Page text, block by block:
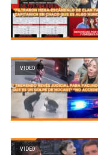
VIDEO
VIDEO